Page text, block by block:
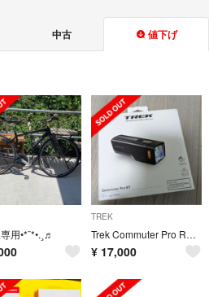
中古 値下げ
用•*¨*•.¸♬︎
TREK
Trek Commuter Pro RT Front Bike Light
¥ 17,000